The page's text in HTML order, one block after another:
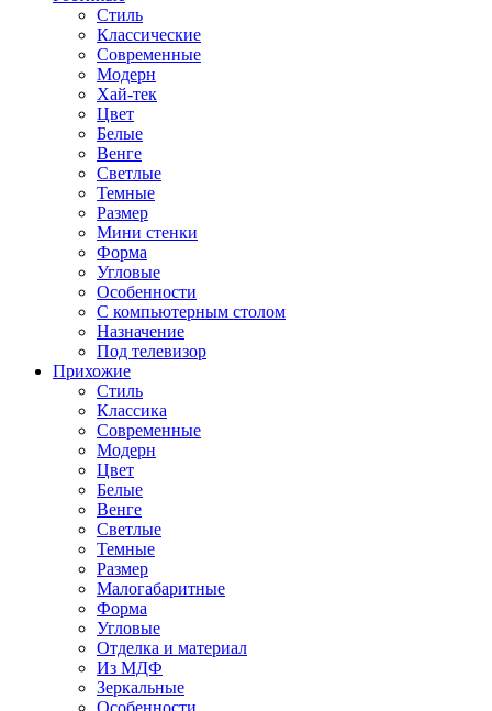
Стиль
Классические
Современные
Модерн
Хай-тек
Цвет
Белые
Венге
Светлые
Темные
Размер
Мини стенки
Форма
Угловые
Особенности
С компьютерным столом
Назначение
Под телевизор
Прихожие
Стиль
Классика
Современные
Модерн
Цвет
Белые
Венге
Светлые
Темные
Размер
Малогабаритные
Форма
Угловые
Отделка и материал
Из МДФ
Зеркальные
Особенности